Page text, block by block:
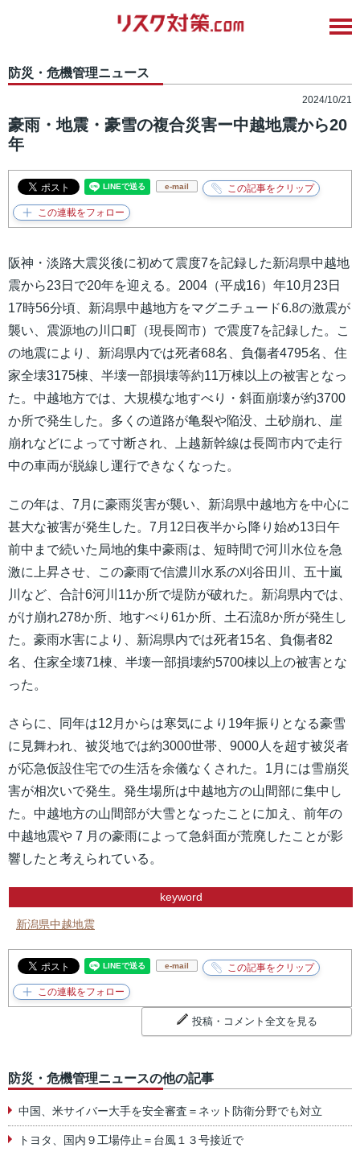
防災・危機管理ニュース
2024/10/21
豪雨・地震・豪雪の複合災害ー中越地震から20
年
e-mail
阪神・淡路大震災後に初めて震度7を記録した新潟県中越地
震から23日で20年を迎える。2004（平成16）年10月23日
17時56分頃、新潟県中越地方をマグニチュード6.8の激震が
襲い、震源地の川口町（現長岡市）で震度7を記録した。こ
の地震により、新潟県内では死者68名、負傷者4795名、住
家全壊3175棟、半壊一部損壊等約11万棟以上の被害となっ
た。中越地方では、大規模な地すべり・斜面崩壊が約3700
か所で発生した。多くの道路が亀裂や陥没、土砂崩れ、崖
崩れなどによって寸断され、上越新幹線は長岡市内で走行
中の車両が脱線し運行できなくなった。
この年は、7月に豪雨災害が襲い、新潟県中越地方を中心に
甚大な被害が発生した。7月12日夜半から降り始め13日午
前中まで続いた局地的集中豪雨は、短時間で河川水位を急
激に上昇させ、この豪雨で信濃川水系の刈谷田川、五十嵐
川など、合計6河川11か所で堤防が破れた。新潟県内では、
がけ崩れ278か所、地すべり61か所、土石流8か所が発生し
た。豪雨水害により、新潟県内では死者15名、負傷者82
名、住家全壊71棟、半壊一部損壊約5700棟以上の被害とな
った。
さらに、同年は12月からは寒気により19年振りとなる豪雪
に見舞われ、被災地では約3000世帯、9000人を超す被災者
が応急仮設住宅での生活を余儀なくされた。1月には雪崩災
害が相次いで発生。発生場所は中越地方の山間部に集中し
た。中越地方の山間部が大雪となったことに加え、前年の
中越地震や 7 月の豪雨によって急斜面が荒廃したことが影
響したと考えられている。
keyword
新潟県中越地震
e-mail
投稿・コメント全文を見る
防災・危機管理ニュースの他の記事
中国、米サイバー大手を安全審査＝ネット防衛分野でも対立
トヨタ、国内９工場停止＝台風１３号接近で